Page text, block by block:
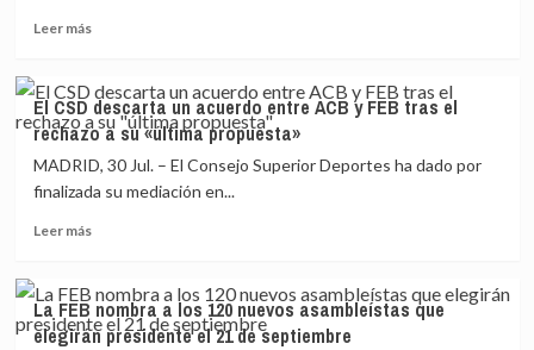
pívot
Leer másLeer
Sergio
Rodríguez:
«Ojalá
esté
en
estoy
la
selección»
El CSD descarta un acuerdo entre ACB y FEB tras el
rechazo a su «última propuesta»
MADRID, 30 Jul. – El Consejo Superior Deportes ha dado por
finalizada su mediación en...
Leer másLeer
El
CSD
descarta
La FEB nombra a los 120 nuevos asambleístas que
elegirán presidente el 21 de septiembre